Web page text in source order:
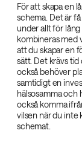
För att skapa en
schema. Det är
under allt för
kombineras med
att du skapar en
sätt. Det krävs
också behöver
samtidigt en
hälsosamma och
också komma
vilsen när du inte
schemat.